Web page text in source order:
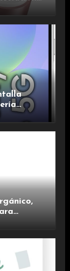
una